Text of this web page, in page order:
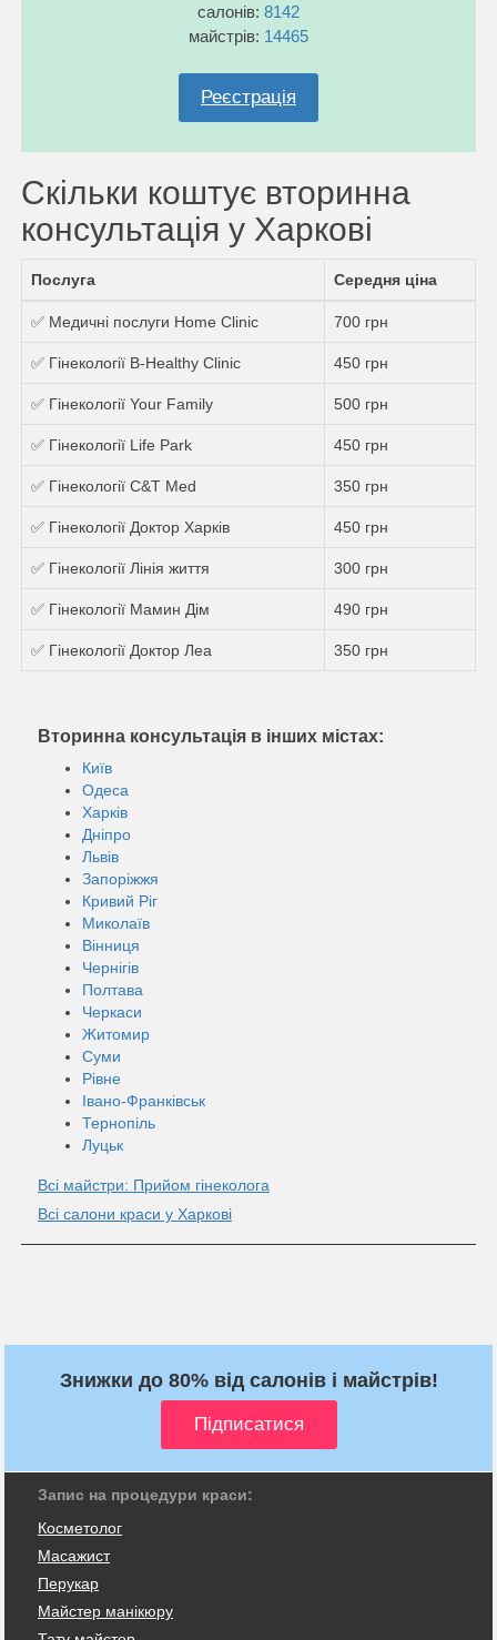
салонів: 8142
майстрів: 14465
Реєстрація
Скільки коштує вторинна
консультація у Харкові
Послуга Середня ціна
✅ Медичні послуги Home Clinic 700 грн
✅ Гінекології B-Healthy Clinic 450 грн
✅ Гінекології Your Family 500 грн
✅ Гінекології Life Park 450 грн
✅ Гінекології C&T Med 350 грн
✅ Гінекології Доктор Харків 450 грн
✅ Гінекології Лінія життя 300 грн
✅ Гінекології Мамин Дім 490 грн
✅ Гінекології Доктор Леа 350 грн
Вторинна консультація в інших містах:
Київ
Одеса
Харків
Дніпро
Львів
Запоріжжя
Кривий Ріг
Миколаїв
Вінниця
Чернігів
Полтава
Черкаси
Житомир
Суми
Рівне
Івано-Франківськ
Тернопіль
Луцьк
Всі майстри: Прийом гінеколога
Всі салони краси у Харкові
Знижки до 80% від салонів і майстрів!
Запис на процедури краси:
Косметолог
Масажист
Перукар
Майстер манікюру